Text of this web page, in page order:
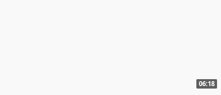
06:18